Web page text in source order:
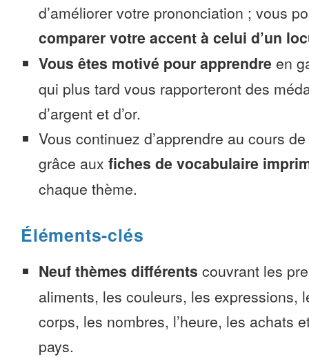
d’améliorer votre prononciation ; vous
comparer votre accent à celui d’un
Vous êtes motivé pour apprendre en
qui plus tard vous rapporteront des
d’argent et d’or.
Vous continuez d’apprendre au cours
grâce aux fiches de vocabulaire
chaque thème.
Éléments-clés
Neuf thèmes différents couvrant les
aliments, les couleurs, les expressions,
corps, les nombres, l’heure, les achats
pays.